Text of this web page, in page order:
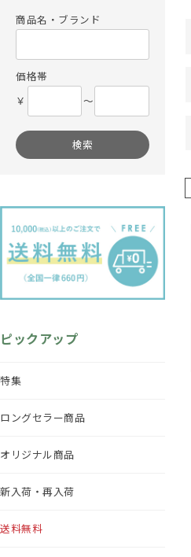
商品名・ブランド
価格帯
￥
〜
検索
ピックアップ
特集
ロングセラー商品
オリジナル商品
新入荷・再入荷
送料無料